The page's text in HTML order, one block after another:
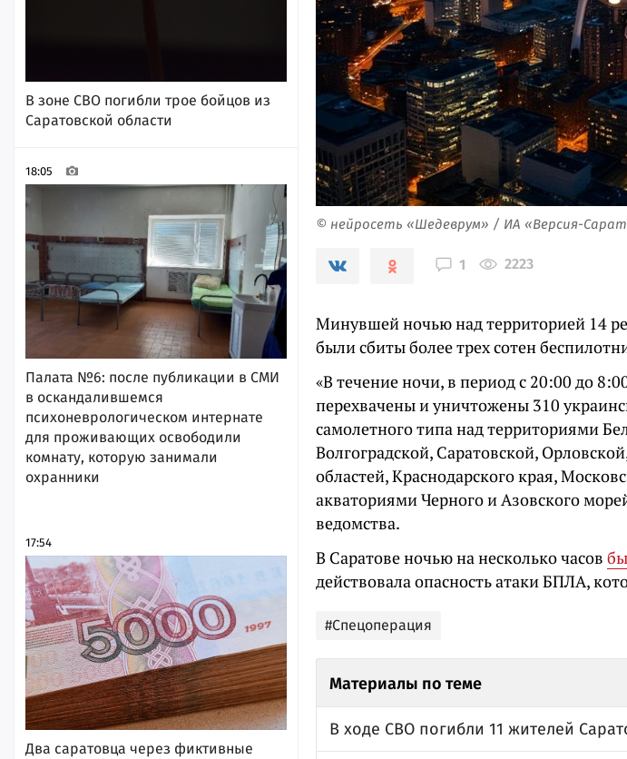
В зоне СВО погибли трое бойцов из
Саратовской области
18:05
Палата №6: после публикации в СМИ
в оскандалившемся
психоневрологическом интернате
для проживающих освободили
комнату, которую занимали
охранники
17:54
Два саратовца через фиктивные
© нейросеть «Шедеврум» / ИА «Версия-
1 2223
Минувшей ночью над территорией 14
были сбиты более трех сотен
«В течение ночи, в период с 20:00 до
перехвачены и уничтожены 310
самолетного типа над территориями
Волгоградской, Саратовской,
областей, Краснодарского края,
акваториями Черного и Азовского
ведомства.
В Саратове ночью на несколько часов
действовала опасность атаки БПЛА,
#Спецоперация
Материалы по теме
В ходе СВО погибли 11 жителей